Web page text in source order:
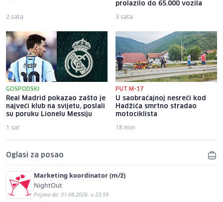
2 sata
prolazilo do 65.000 vozila
3 sata
GOSPODSKI
Real Madrid pokazao zašto je
najveći klub na svijetu, poslali
su poruku Lionelu Messiju
1 sat
PUT M-17
U saobraćajnoj nesreći kod
Hadžića smrtno stradao
motociklista
18 min
Oglasi za posao
Marketing koordinator (m/ž)
NightOut
Prijava do: 31.08.2026. u 23:59